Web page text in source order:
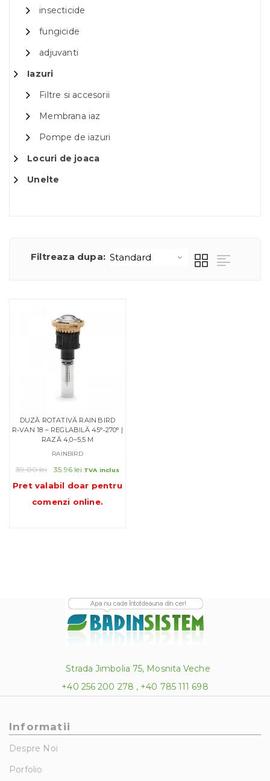
insecticide
fungicide
adjuvanti
Iazuri
Filtre si accesorii
Membrana iaz
Pompe de iazuri
Locuri de joaca
Unelte
Filtreaza dupa:
DUZĂ ROTATIVĂ RAIN BIRD
R‑VAN 18 – REGLABILĂ 45°‑270° |
RAZĂ 4,0–5,5 M
RAINBIRD
39.00lei
Prețul
a
fost:
35.96 leiPrețul
este:
35.96 lei.
TVA inclus
Pret valabil doar pentru
comenzi online.
Strada Jimbolia 75, Mosnita Veche
+40 256 200 278 , +40 785 111 698
Informatii
Despre Noi
Porfolio